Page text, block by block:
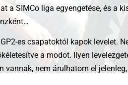
a SIMCo liga egyengetése, és a
es csapatoktól kapok levelet.
a modot. Ilyen
nem árulhatom el